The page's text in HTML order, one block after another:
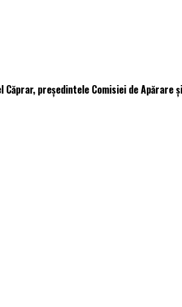
Căprar, președintele Comisiei de